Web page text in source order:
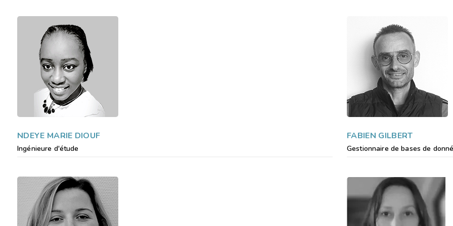
NDEYE MARIE DIOUF
Ingénieure d'étude
FABIEN GILBERT
Gestionnaire de bases de